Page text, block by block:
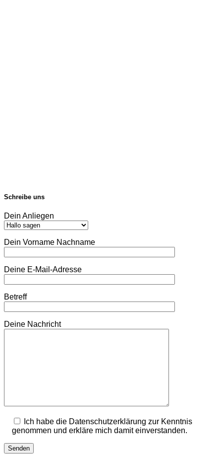
Schreibe uns
Dein Anliegen
Dein Vorname Nachname
Deine E-Mail-Adresse
Betreff
Deine Nachricht
Ich habe die Datenschutzerklärung zur Kenntnis
genommen und erkläre mich damit einverstanden.